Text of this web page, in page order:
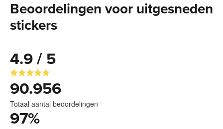
Beoordelingen voor uitgesneden
stickers
4.9 / 5
90.956
Totaal aantal beoordelingen
97%